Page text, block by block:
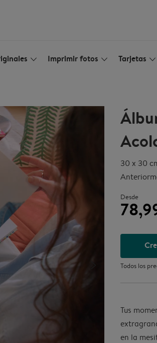
slim_arrow_down Imprimir fotos slim_arrow_down Tarjetas slim_arrow_down
30 x 30
Desde
Todos los
Tus
en la